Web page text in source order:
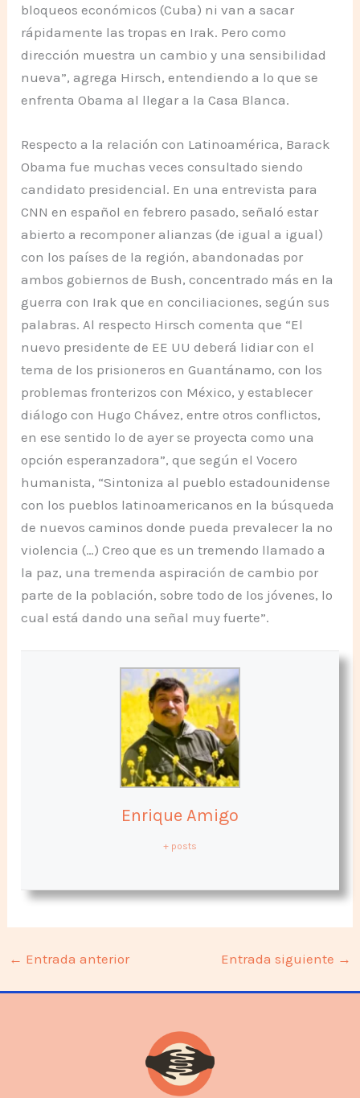
bloqueos económicos (Cuba) ni van a sacar
rápidamente las tropas en Irak. Pero como
dirección muestra un cambio y una sensibilidad
nueva”, agrega Hirsch, entendiendo a lo que se
enfrenta Obama al llegar a la Casa Blanca.
Respecto a la relación con Latinoamérica, Barack
Obama fue muchas veces consultado siendo
candidato presidencial. En una entrevista para
CNN en español en febrero pasado, señaló estar
abierto a recomponer alianzas (de igual a igual)
con los países de la región, abandonadas por
ambos gobiernos de Bush, concentrado más en la
guerra con Irak que en conciliaciones, según sus
palabras. Al respecto Hirsch comenta que “El
nuevo presidente de EE UU deberá lidiar con el
tema de los prisioneros en Guantánamo, con los
problemas fronterizos con México, y establecer
diálogo con Hugo Chávez, entre otros conflictos,
en ese sentido lo de ayer se proyecta como una
opción esperanzadora”, que según el Vocero
humanista, “Sintoniza al pueblo estadounidense
con los pueblos latinoamericanos en la búsqueda
de nuevos caminos donde pueda prevalecer la no
violencia (…) Creo que es un tremendo llamado a
la paz, una tremenda aspiración de cambio por
parte de la población, sobre todo de los jóvenes, lo
cual está dando una señal muy fuerte”.
Enrique Amigo
+ posts
← Entrada anterior Entrada siguiente →